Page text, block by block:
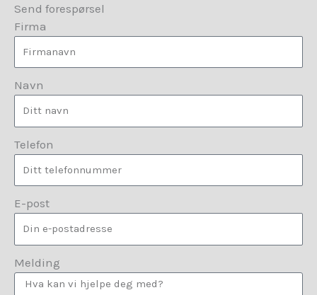
Send forespørsel
Firma
Navn
Telefon
E-post
Melding